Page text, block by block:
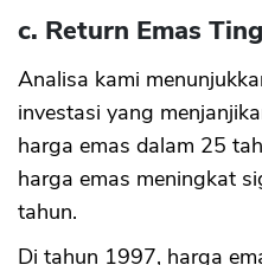
c. Return Emas
Analisa kami
investasi yang
harga emas dalam 25
harga emas meningkat
tahun.
Di tahun 1997, harga